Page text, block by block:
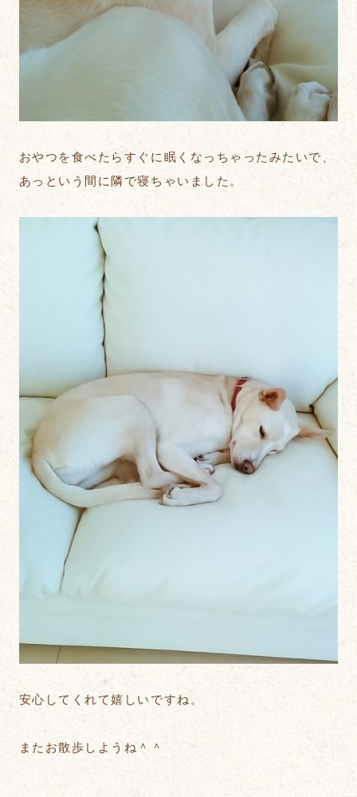
おやつを食べたらすぐに眠くなっちゃったみたいで、
あっという間に隣で寝ちゃいました。
安心してくれて嬉しいですね。
またお散歩しようね＾＾